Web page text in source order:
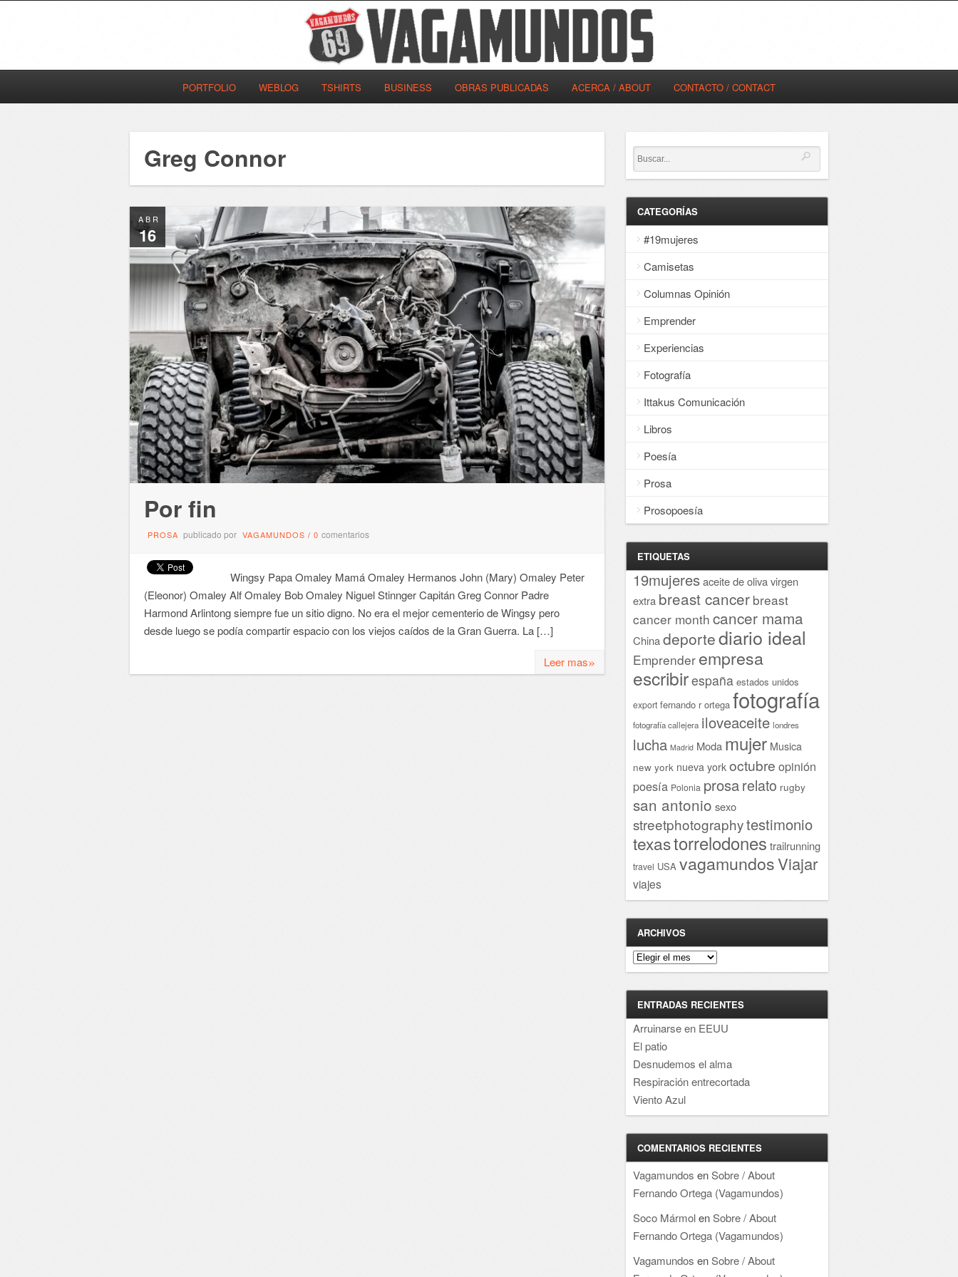
PORTFOLIO WEBLOG TSHIRTS BUSINESS OBRAS PUBLICADAS ACERCA / ABOUT CONTACTO / CONTACT
Greg Connor
ABR
16
Por fin
PROSA publicado por VAGAMUNDOS / 0 comentarios
Wingsy Papa Omaley Mamá Omaley Hermanos John (Mary) Omaley Peter
(Eleonor) Omaley Alf Omaley Bob Omaley Niguel Stinnger Capitán Greg Connor Padre
Harmond Arlintong siempre fue un sitio digno. No era el mejor cementerio de Wingsy pero
desde luego se podía compartir espacio con los viejos caídos de la Gran Guerra. La […]
Leer mas»
CATEGORÍAS
#19mujeres
Camisetas
Columnas Opinión
Emprender
Experiencias
Fotografía
Ittakus Comunicación
Libros
Poesía
Prosa
Prosopoesía
ETIQUETAS
19mujeresaceite de oliva virgen
extra breast cancer breast
cancer month cancer mama
Chinadeportediario ideal
Emprender empresa
escribirespaña estados unidos
export fernando r ortega fotografía
fotografía callejera iloveaceite londres
lucha Madrid Moda mujer Musica
new york nueva york octubre opinión
poesía Polonia prosarelato rugby
san antonio sexo
streetphotographytestimonio
texastorrelodones trailrunning
travel USA vagamundosViajar
viajes
ARCHIVOS
Archivos
ENTRADAS RECIENTES
Arruinarse en EEUU
El patio
Desnudemos el alma
Respiración entrecortada
Viento Azul
COMENTARIOS RECIENTES
Vagamundos enSobre / About
Fernando Ortega (Vagamundos)
Soco MármolenSobre / About
Fernando Ortega (Vagamundos)
Vagamundos enSobre / About